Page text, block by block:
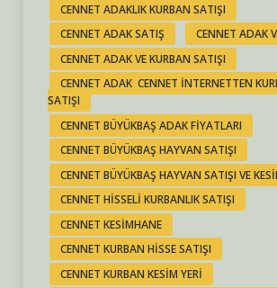
CENNET ADAKLIK KURBAN SATIŞI
CENNET ADAK SATIŞ
CENNET ADAK
CENNET ADAK VE KURBAN SATIŞI
CENNET ADAK CENNET INTERNETTEN
SATIŞI
CENNET BÜYÜKBAŞ ADAK FIYATLARI
CENNET BÜYÜKBAŞ HAYVAN SATIŞI
CENNET BÜYÜKBAŞ HAYVAN SATIŞI VE
CENNET HISSELI KURBANLIK SATIŞI
CENNET KESIMHANE
CENNET KURBAN HISSE SATIŞI
CENNET KURBAN KESIM YERI